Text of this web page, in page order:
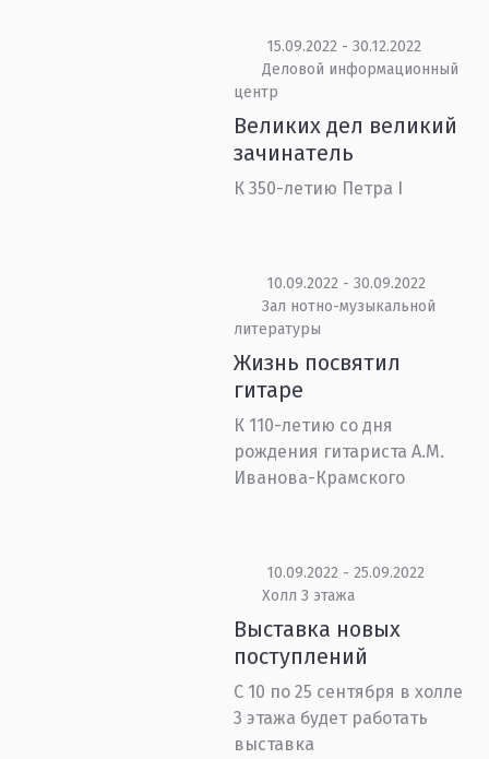
15.09.2022 - 30.12.2022
Деловой информационный
центр
Великих дел великий
зачинатель
К 350-летию Петра I
10.09.2022 - 30.09.2022
Зал нотно-музыкальной
литературы
Жизнь посвятил
гитаре
К 110-летию со дня
рождения гитариста А.М.
Иванова-Крамского
10.09.2022 - 25.09.2022
Холл 3 этажа
Выставка новых
поступлений
С 10 по 25 сентября в холле
3 этажа будет работать
выставка